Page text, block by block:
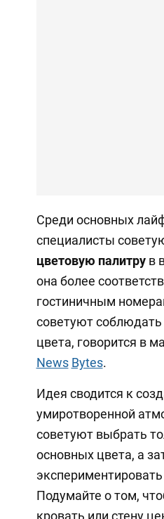
Среди основных
специалисты
цветовую палитрув
она более
гостиничным
советуют
цвета, говорится в
News Bytes.
Идея сводится к
умиротворенной
советуют выбрать
основных цвета, а
Подумайте о том,
кровать или стену